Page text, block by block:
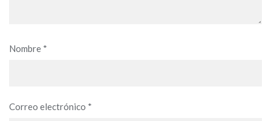
Nombre *
Correo electrónico *